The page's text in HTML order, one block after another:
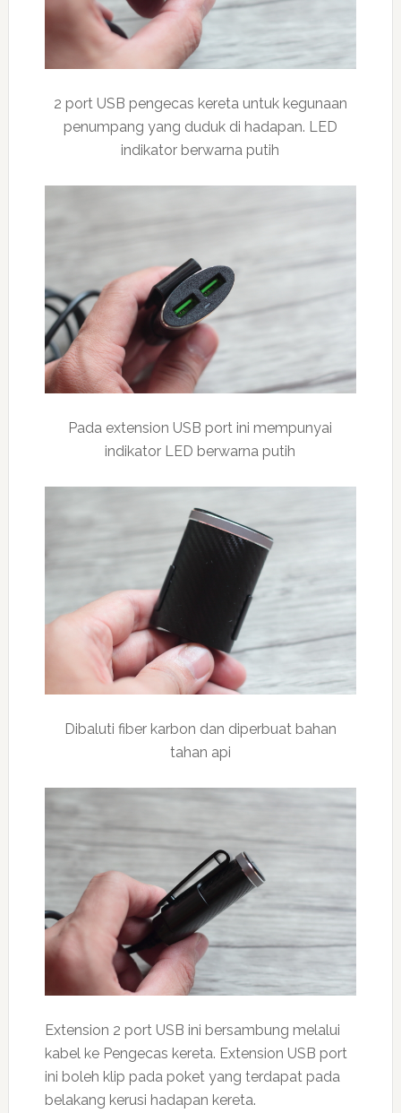
2 port USB pengecas kereta untuk kegunaan
penumpang yang duduk di hadapan. LED
indikator berwarna putih
Pada extension USB port ini mempunyai
indikator LED berwarna putih
Dibaluti fiber karbon dan diperbuat bahan
tahan api
Extension 2 port USB ini bersambung melalui
kabel ke Pengecas kereta. Extension USB port
ini boleh klip pada poket yang terdapat pada
belakang kerusi hadapan kereta.